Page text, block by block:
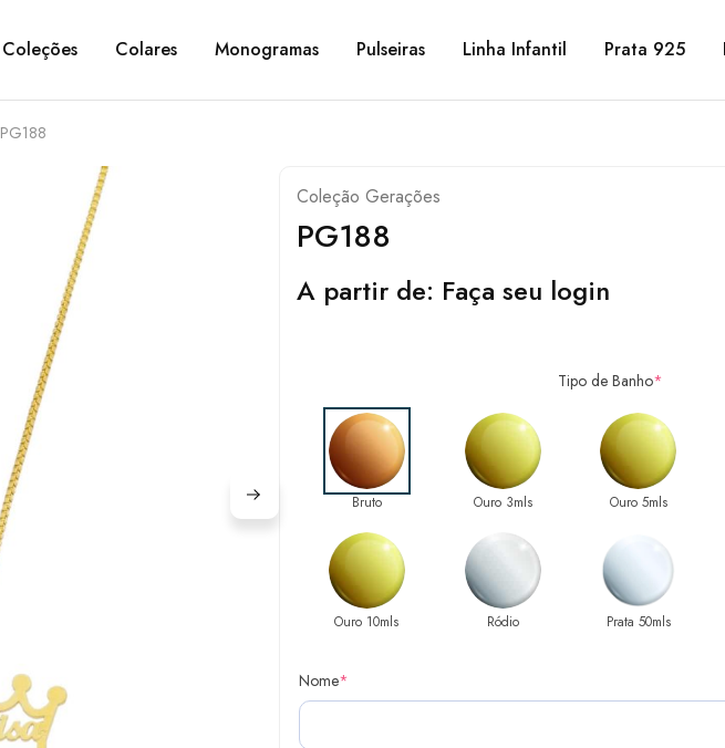
Coleções Colares Monogramas Pulseiras Linha Infantil Prata 925
PG188
Coleção Gerações
PG188
A partir de: Faça seu login
Tipo de Banho*
Bruto Ouro 3mls Ouro 5mls
Ouro 10mls Ródio Prata 50mls
Nome*